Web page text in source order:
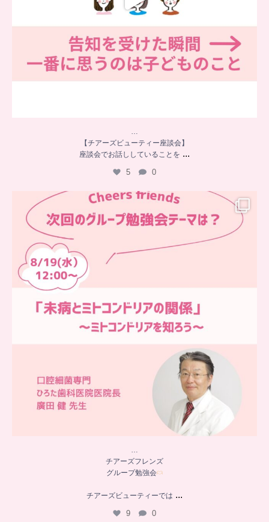
…
【チアーズビューティー座談会】
座談会でお話ししていることを ...
5 0
…
グループ勉強会
…
チアーズフレンズ
グループ勉強会
チアーズビューティーでは ...
9 0